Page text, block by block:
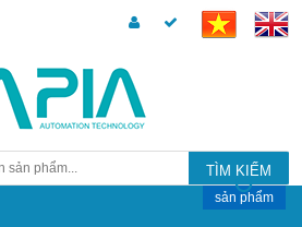
TÌM KIẾM
sản phẩm